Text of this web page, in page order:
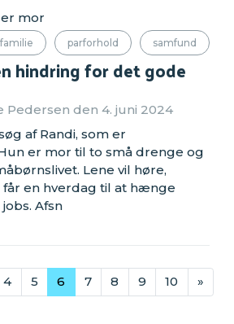
mor
familie parforhold samfund
hindring for det gode
Pedersen den 4. juni 2024
af Randi, som er
er mor til to små drenge og
Lene vil høre,
får en hverdag til at hænge
Afsn
4 5 6 7 8 9 10 »